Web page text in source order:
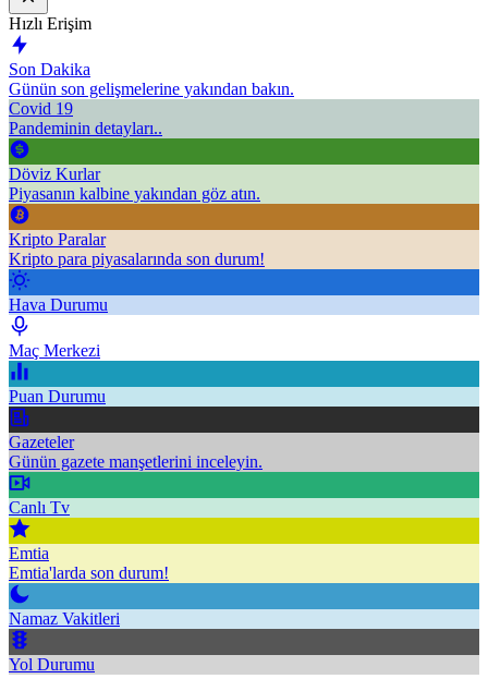
Hızlı Erişim
Son Dakika
Günün son gelişmelerine yakından bakın.
Covid 19
Pandeminin detayları..
Döviz Kurlar
Piyasanın kalbine yakından göz atın.
Kripto Paralar
Kripto para piyasalarında son durum!
Hava Durumu
Maç Merkezi
Puan Durumu
Gazeteler
Günün gazete manşetlerini inceleyin.
Canlı Tv
Emtia
Emtia'larda son durum!
Namaz Vakitleri
Yol Durumu